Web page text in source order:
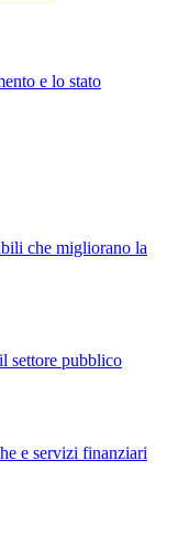
e lo stato
che migliorano la
settore pubblico
e servizi finanziari